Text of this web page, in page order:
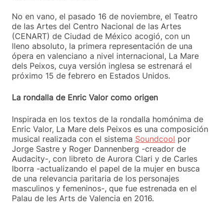
No en vano, el pasado 16 de noviembre, el Teatro
de las Artes del Centro Nacional de las Artes
(CENART) de Ciudad de México acogió, con un
lleno absoluto, la primera representación de una
ópera en valenciano a nivel internacional, La Mare
dels Peixos, cuya versión inglesa se estrenará el
próximo 15 de febrero en Estados Unidos.
La rondalla de Enric Valor como origen
Inspirada en los textos de la rondalla homónima de
Enric Valor, La Mare dels Peixos es una composición
musical realizada con el sistema Soundcool por
Jorge Sastre y Roger Dannenberg -creador de
Audacity-, con libreto de Aurora Clari y de Carles
Iborra -actualizando el papel de la mujer en busca
de una relevancia paritaria de los personajes
masculinos y femeninos-, que fue estrenada en el
Palau de les Arts de Valencia en 2016.